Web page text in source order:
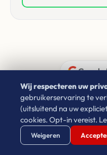
Google
Wat onze
4.9 / 5.0
Wij respecteren uw
gebruikerservaring te
(uitsluitend na uw
cookies. Opt-in vereist.
Weigeren
Verstuur WhatsApp